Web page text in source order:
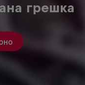
грешка